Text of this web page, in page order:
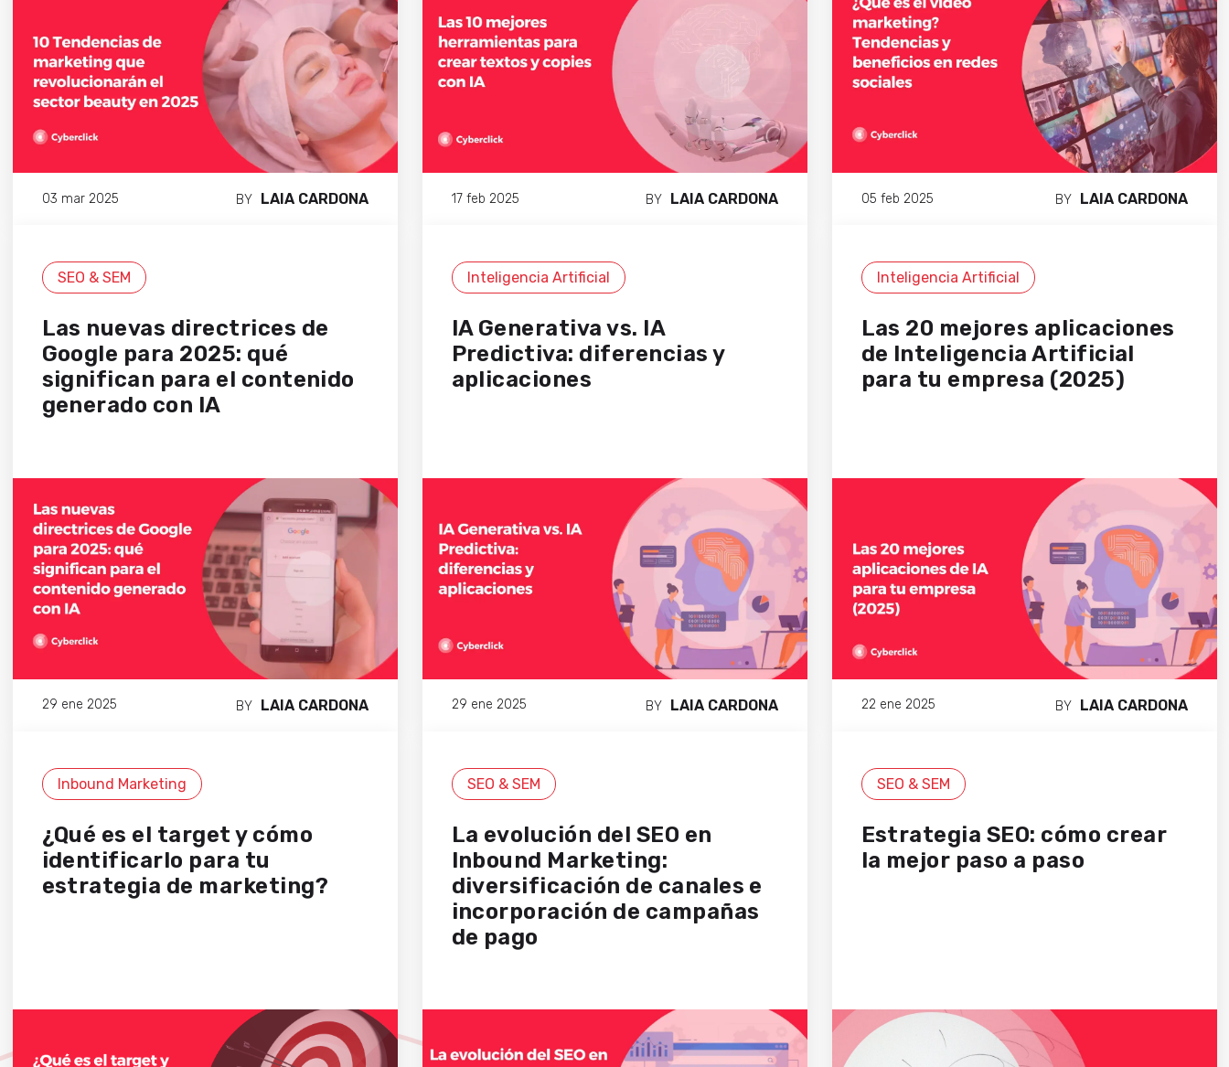
03 mar 2025 BY LAIA CARDONA 17 feb 2025 BY LAIA CARDONA 05 feb 2025 BY LAIA CARDONA
SEO & SEM
Las nuevas directrices de
Google para 2025: qué
significan para el contenido
generado con IA
29 ene 2025 BY LAIA CARDONA
Inteligencia Artificial
IA Generativa vs. IA
Predictiva: diferencias y
aplicaciones
29 ene 2025 BY LAIA CARDONA
Inteligencia Artificial
Las 20 mejores aplicaciones
de Inteligencia Artificial
para tu empresa (2025)
22 ene 2025 BY LAIA CARDONA
Inbound Marketing
¿Qué es el target y cómo
identificarlo para tu
estrategia de marketing?
SEO & SEM
La evolución del SEO en
Inbound Marketing:
diversificación de canales e
incorporación de campañas
de pago
SEO & SEM
Estrategia SEO: cómo crear
la mejor paso a paso